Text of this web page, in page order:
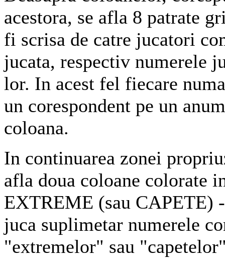
acestora, se afla 8 patrate
fi scrisa de catre jucatori
jucata, respectiv numerele
lor. In acest fel fiecare
un corespondent pe un
coloana.
In continuarea zonei
afla doua coloane colorate
EXTREME (sau CAPETE)
juca suplimetar numerele
"extremelor" sau